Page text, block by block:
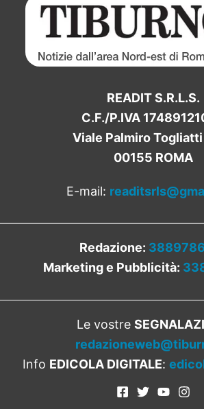
READIT S.R.L.S.
C.F./P.IVA
Viale Palmiro Togliatti
00155 ROMA
E-mail:
Redazione:
Marketing e Pubblicità:
Le vostre
Info EDICOLA DIGITALE: